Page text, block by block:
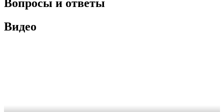
Вопросы и ответы
Видео